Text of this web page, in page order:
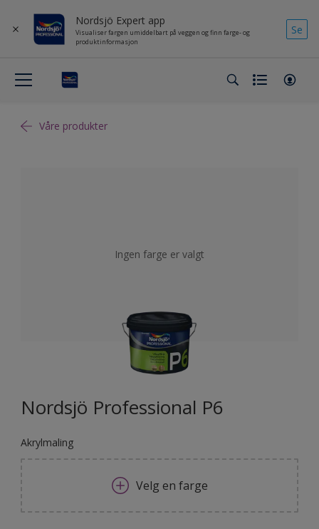
Nordsjö Expert app
Visualiser fargen umiddelbart på veggen og finn farge- og
produktinformasjon
Se
Våre produkter
Ingen farge er valgt
Nordsjö Professional P6
Akrylmaling
Velg en farge